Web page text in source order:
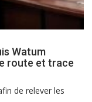
Watum
route et trace
de relever les